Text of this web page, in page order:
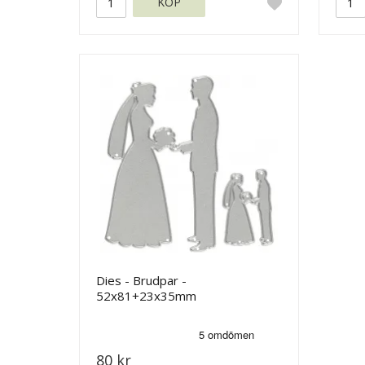
Dies - Brudpar -
52x81+23x35mm
80 kr